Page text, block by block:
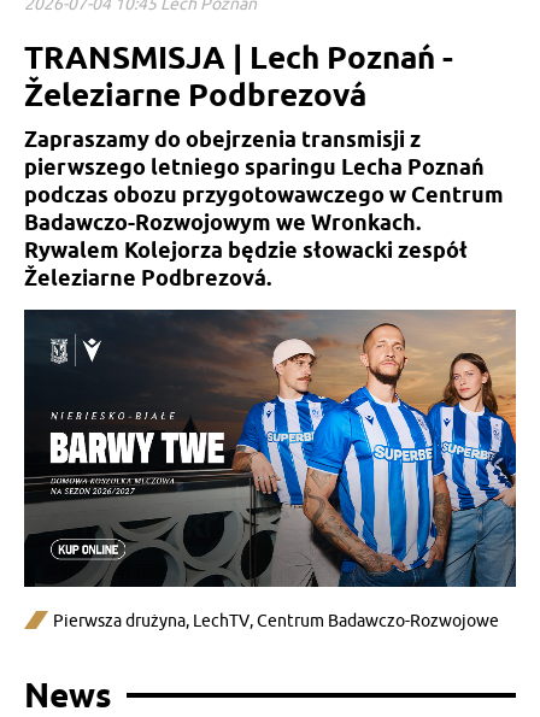
2026-07-04 10:45 Lech Poznań
TRANSMISJA | Lech Poznań -
Železiarne Podbrezová
Zapraszamy do obejrzenia transmisji z
pierwszego letniego sparingu Lecha Poznań
podczas obozu przygotowawczego w Centrum
Badawczo-Rozwojowym we Wronkach.
Rywalem Kolejorza będzie słowacki zespół
Železiarne Podbrezová.
Pierwsza drużyna, LechTV,Centrum Badawczo-Rozwojowe
News